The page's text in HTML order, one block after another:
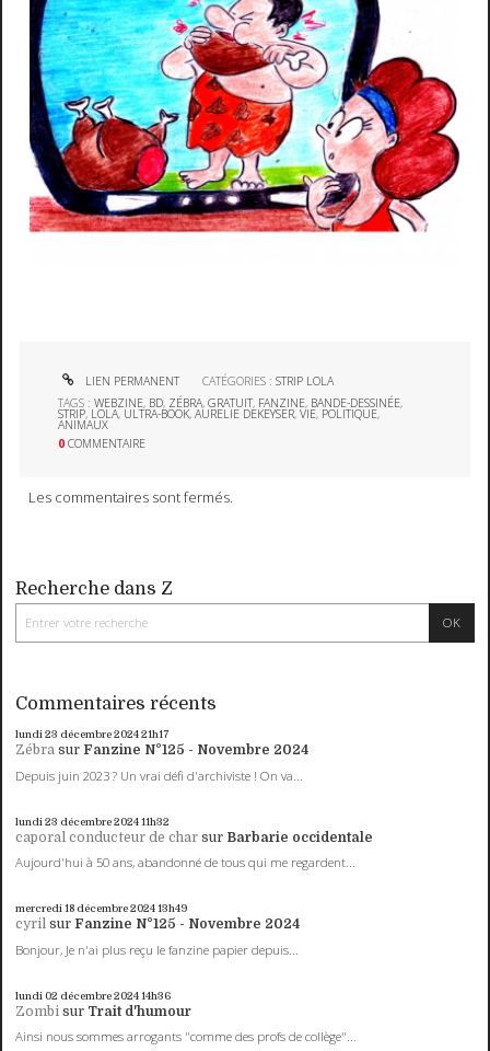
LIEN PERMANENT CATÉGORIES :STRIP LOLA
TAGS :WEBZINE, BD, ZÉBRA,GRATUIT, FANZINE, BANDE-DESSINÉE,
STRIP, LOLA, ULTRA-BOOK,AURELIE DEKEYSER,VIE, POLITIQUE,
ANIMAUX
0 COMMENTAIRE
Les commentaires sont fermés.
Recherche dans Z
Commentaires récents
lundi 23 décembre 202421h17
Zébra sur Fanzine N°125 - Novembre 2024
Depuis juin 2023 ? Un vrai défi d'archiviste ! On va...
lundi 23 décembre 202411h32
caporal conducteur de char sur Barbarie occidentale
Aujourd'hui à 50 ans, abandonné de tous qui me regardent...
mercredi 18 décembre 202413h49
cyril sur Fanzine N°125 - Novembre 2024
Bonjour, Je n'ai plus reçu le fanzine papier depuis...
lundi 02 décembre 202414h36
Zombi sur Trait d'humour
Ainsi nous sommes arrogants "comme des profs de collège"...